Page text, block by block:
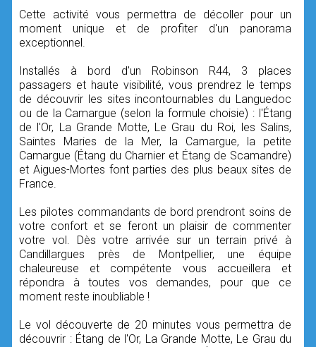
Cette activité vous permettra de décoller pour un
moment unique et de profiter d'un panorama
exceptionnel.
Installés à bord d'un Robinson R44, 3 places
passagers et haute visibilité, vous prendrez le temps
de découvrir les sites incontournables du Languedoc
ou de la Camargue (selon la formule choisie) : l'Étang
de l'Or, La Grande Motte, Le Grau du Roi, les Salins,
Saintes Maries de la Mer, la Camargue, la petite
Camargue (Étang du Charnier et Étang de Scamandre)
et Aigues-Mortes font parties des plus beaux sites de
France.
Les pilotes commandants de bord prendront soins de
votre confort et se feront un plaisir de commenter
votre vol. Dès votre arrivée sur un terrain privé à
Candillargues près de Montpellier, une équipe
chaleureuse et compétente vous accueillera et
répondra à toutes vos demandes, pour que ce
moment reste inoubliable !
Le vol découverte de 20 minutes vous permettra de
découvrir : Étang de l'Or, La Grande Motte, Le Grau du